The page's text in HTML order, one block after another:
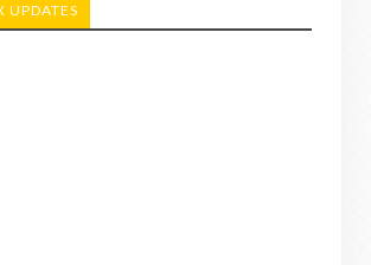
UPDATES